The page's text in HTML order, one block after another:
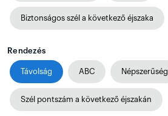
Biztonságos szél a következő éjszaka
Rendezés
Távolság ABC Népszerűség
Szél pontszám a következő éjszakán